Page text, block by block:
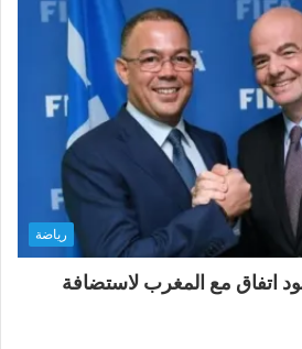
رياضة
اتفاق مع المغرب لاستضافة